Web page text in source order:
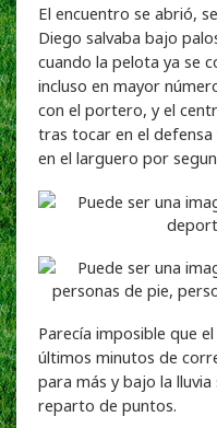
El encuentro se abrió,
Diego salvaba bajo
cuando la pelota ya se
incluso en mayor
con el portero, y el
tras tocar en el defensa
en el larguero por
Parecía imposible que
últimos minutos de
para más y bajo la
reparto de puntos.